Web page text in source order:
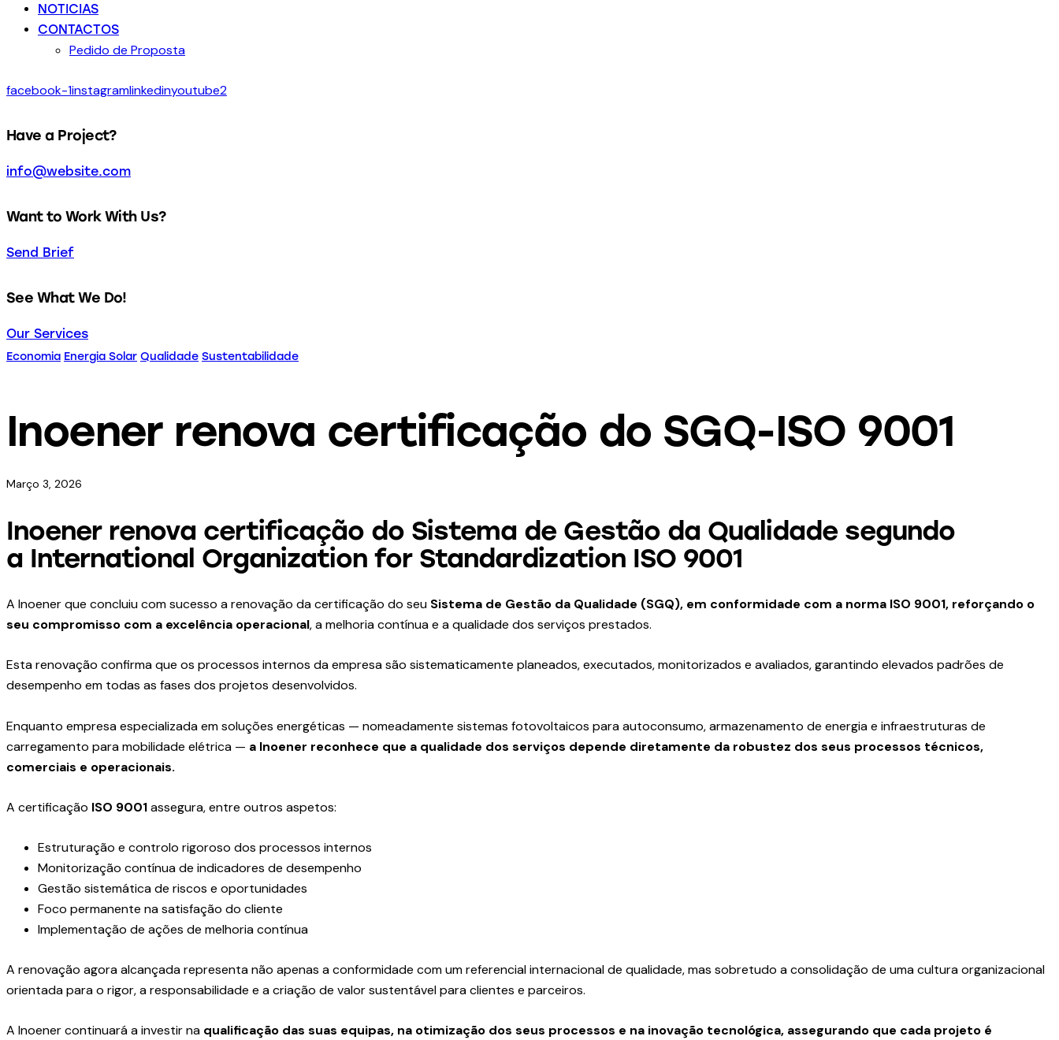
NOTICIAS
CONTACTOS
Pedido de Proposta
facebook-1instagramlinkedinyoutube2
Have a Project?
info@website.com
Want to Work With Us?
Send Brief
See What We Do!
Our Services
Economia Energia Solar Qualidade Sustentabilidade
Inoener renova certificação do SGQ-ISO 9001
Março 3, 2026
Inoener renova certificação do Sistema de Gestão da Qualidade segundo
a International Organization for Standardization ISO 9001
A Inoener que concluiu com sucesso a renovação da certificação do seu Sistema de Gestão da Qualidade (SGQ), em conformidade com a norma ISO 9001, reforçando o
seu compromisso com a excelência operacional, a melhoria contínua e a qualidade dos serviços prestados.
Esta renovação confirma que os processos internos da empresa são sistematicamente planeados, executados, monitorizados e avaliados, garantindo elevados padrões de
desempenho em todas as fases dos projetos desenvolvidos.
Enquanto empresa especializada em soluções energéticas — nomeadamente sistemas fotovoltaicos para autoconsumo, armazenamento de energia e infraestruturas de
carregamento para mobilidade elétrica — a Inoener reconhece que a qualidade dos serviços depende diretamente da robustez dos seus processos técnicos,
comerciais e operacionais.
A certificação ISO 9001assegura, entre outros aspetos:
Estruturação e controlo rigoroso dos processos internos
Monitorização contínua de indicadores de desempenho
Gestão sistemática de riscos e oportunidades
Foco permanente na satisfação do cliente
Implementação de ações de melhoria contínua
A renovação agora alcançada representa não apenas a conformidade com um referencial internacional de qualidade, mas sobretudo a consolidação de uma cultura organizacional
orientada para o rigor, a responsabilidade e a criação de valor sustentável para clientes e parceiros.
A Inoener continuará a investir na qualificação das suas equipas, na otimização dos seus processos e na inovação tecnológica, assegurando que cada projeto é